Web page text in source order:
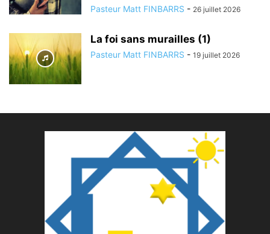
Pasteur Matt FINBARRS - 26 juillet 2026
La foi sans murailles (1)
Pasteur Matt FINBARRS - 19 juillet 2026